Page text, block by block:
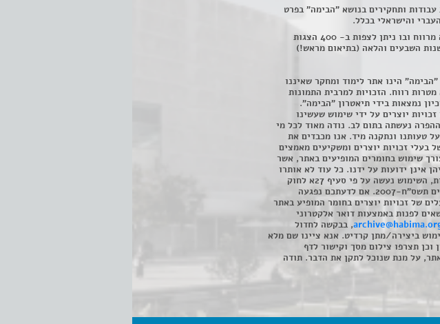
עבודות ותחקירים בנושא "הבימה" בפרט
והישראלי בכלל.
חדר הצפייה מרווח ובו ניתן לצפות ב- 400 הצגות
השבעים והלאה (בתיאום מראש!)
"הבימה" הינו אתר לימוד ומחקר שאיננו
רווח. הזכויות למרבית התמונות
נמצאות בידי תיאטרון "הבימה".
יוצרים על ידי שימוש שעשינו
נעשתה בתום לב. נודה מאוד לכל מי
טעותנו ונתקנה מיד. אנו מכבדים את
בעלי זכויות יוצרים ומשקיעים מאמצים
שימוש בחומרים המופיעים באתר, אשר
אינן ידועות על ידנו. כל עוד לא אותרו
בעלי הזכויות, השימוש נעשה על פי סעיף 27א לחוק
זכויות יוצרים תשס"ח-2007. אם לדעתכם נפגעה
של זכויות יוצרים בחומר המופיע באתר
לפנות באמצעות דואר אלקטרוני
, בבקשה לחדול
ביצירה/מתן קרדיט. אנא ציינו שם מלא
וכן תצרפו צילום מסך וקישור לדף
על מנת שנוכל לתקן את הדבר. תודה